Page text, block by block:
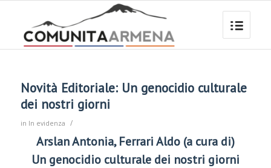
Novità Editoriale: Un genocidio culturale
dei nostri giorni
in In evidenza /
Arslan Antonia, Ferrari Aldo (a cura di)
Un genocidio culturale dei nostri giorni